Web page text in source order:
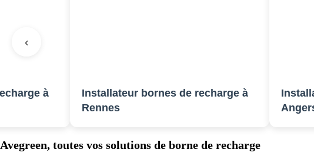
à
Installateur bornes de recharge à
Rennes
Angers
‹
Avegreen, toutes vos solutions de borne de recharge